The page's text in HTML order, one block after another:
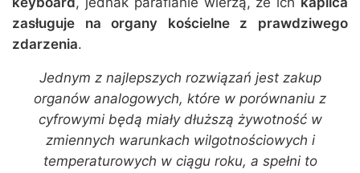
zasługuje na organy kościelne z prawdziwego
zdarzenia.
Jednym z najlepszych rozwiązań jest zakup
organów analogowych, które w porównaniu z
cyfrowymi będą miały dłuższą żywotność w
zmiennych warunkach wilgotnościowych i
temperaturowych w ciągu roku, a spełni to